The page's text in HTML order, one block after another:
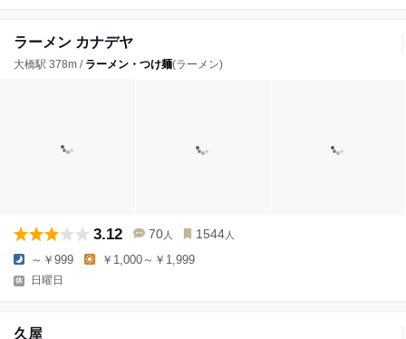
ラーメン カナデヤ
大橋駅 378m / ラーメン・つけ麺(ラーメン)
3.12 70 人 1544 人
～￥999 ￥1,000～￥1,999
日曜日
久屋